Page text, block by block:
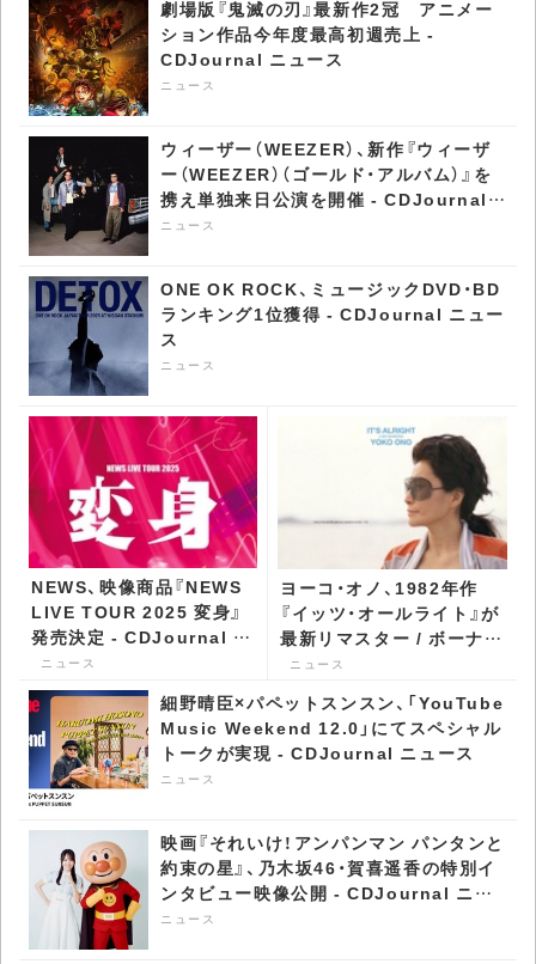
劇場版『鬼滅の刃』最新作2冠 アニメー
ション作品今年度最高初週売上 -
CDJournal ニュース
ニュース
ウィーザー（WEEZER）、新作『ウィーザ
ー（WEEZER）（ゴールド・アルバム）』を
携え単独来日公演を開催 - CDJournal
ニュース
ニュース
ONE OK ROCK、ミュージックDVD・BD
ランキング1位獲得 - CDJournal ニュー
ス
ニュース
NEWS、映像商品『NEWS
LIVE TOUR 2025 変身』
発売決定 - CDJournal ニ
ュース
ニュース
ヨーコ・オノ、1982年作
『イッツ・オールライト』が
最新リマスター / ボーナ
ス・トラック付きで再発 -
ニュース
細野晴臣×パペットスンスン、「YouTube
Music Weekend 12.0」にてスペシャル
トークが実現 - CDJournal ニュース
ニュース
映画『それいけ！アンパンマン パンタンと
約束の星』、乃木坂46・賀喜遥香の特別イ
ンタビュー映像公開 - CDJournal ニュ
ース
ニュース